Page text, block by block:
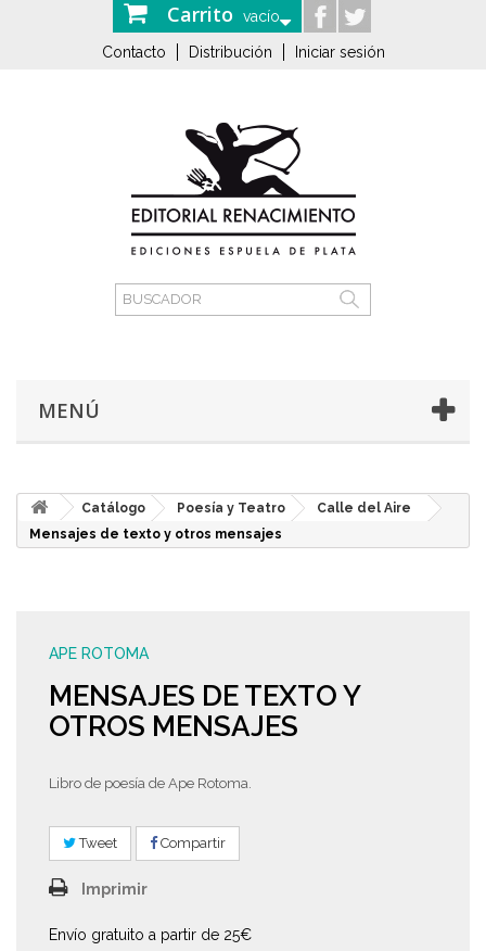
Carrito vacío
Contacto Distribución Iniciar sesión
MENÚ
Catálogo Poesía y Teatro
Calle del Aire
Mensajes de texto y otros mensajes
APE ROTOMA
MENSAJES DE TEXTO Y
OTROS MENSAJES
Libro de poesía de Ape Rotoma.
Tweet Compartir
Imprimir
Envío gratuito a partir de 25€